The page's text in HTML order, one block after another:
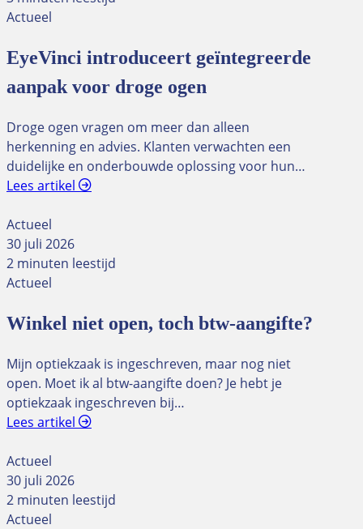
Actueel
EyeVinci introduceert geïntegreerde
aanpak voor droge ogen
Droge ogen vragen om meer dan alleen
herkenning en advies. Klanten verwachten een
duidelijke en onderbouwde oplossing voor hun…
Lees artikel
Actueel
30 juli 2026
2 minuten leestijd
Actueel
Winkel niet open, toch btw-aangifte?
Mijn optiekzaak is ingeschreven, maar nog niet
open. Moet ik al btw-aangifte doen? Je hebt je
optiekzaak ingeschreven bij…
Lees artikel
Actueel
30 juli 2026
2 minuten leestijd
Actueel